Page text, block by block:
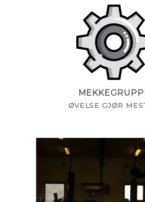
ØVELSE GJØR